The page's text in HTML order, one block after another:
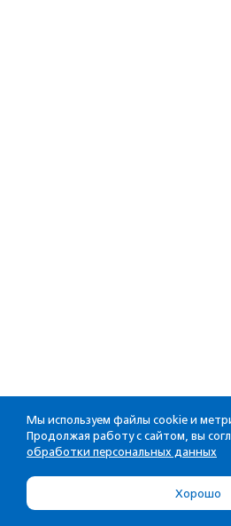
Мы используем файлы cookie и
Продолжая работу с сайтом, вы
обработки персональных данных
Хорошо